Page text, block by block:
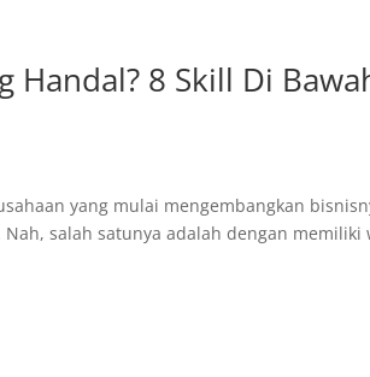
Handal? 8 Skill Di
yang mulai mengembangkan
salah satunya adalah dengan memiliki